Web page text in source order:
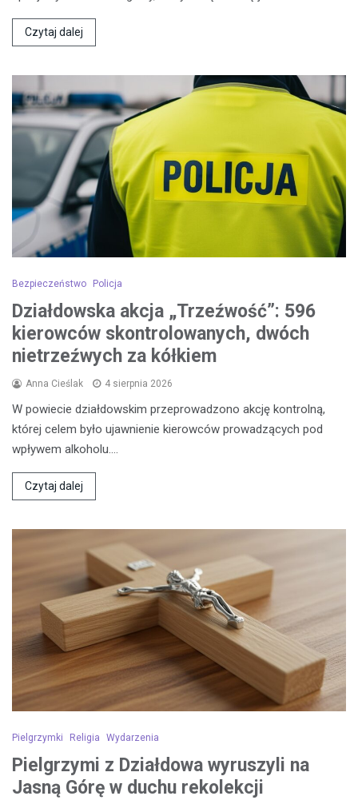
Czytaj dalej
Bezpieczeństwo Policja
Działdowska akcja „Trzeźwość”: 596
kierowców skontrolowanych, dwóch
nietrzeźwych za kółkiem
Anna Cieślak 4 sierpnia 2026
W powiecie działdowskim przeprowadzono akcję kontrolną,
której celem było ujawnienie kierowców prowadzących pod
wpływem alkoholu.…
Czytaj dalej
Pielgrzymki Religia Wydarzenia
Pielgrzymi z Działdowa wyruszyli na
Jasną Górę w duchu rekolekcji